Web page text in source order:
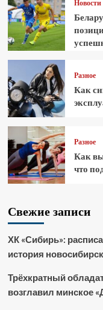
Новости
Разное
Как
Разное
Как
что
Свежие записи
ХК «Сибирь»:
история
Трёхкратный
возглавил минское